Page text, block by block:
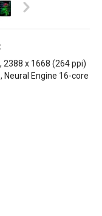
2388 x 1668 (264 ppi)
Neural Engine 16-core